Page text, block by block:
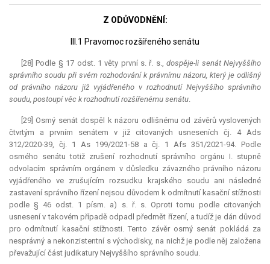
Z ODŮVODNĚNÍ:
III.1 Pravomoc rozšířeného senátu
[28] Podle § 17 odst. 1 věty první s. ř. s.,dospěje-li senát Nejvyššího
správního soudu při svém rozhodování k právnímu názoru, který je odlišný
od právního názoru již vyjádřeného v rozhodnutí Nejvyššího správního
soudu, postoupí věc k rozhodnutí rozšířenému senátu.
[29] Osmý senát dospěl k názoru odlišnému od závěrů vyslovených
čtvrtým a prvním senátem v již citovaných usneseních čj. 4 Ads
312/2020-39, čj. 1 As 199/2021-58 a čj. 1 Afs 351/2021-94. Podle
osmého senátu totiž zrušení rozhodnutí správního orgánu I. stupně
odvolacím správním orgánem v důsledku závazného právního názoru
vyjádřeného ve zrušujícím rozsudku krajského soudu ani následné
zastavení správního řízení nejsou důvodem k odmítnutí kasační stížnosti
podle § 46 odst. 1 písm. a) s. ř. s. Oproti tomu podle citovaných
usnesení v takovém případě odpadl předmět řízení, a tudíž je dán důvod
pro odmítnutí kasační stížnosti. Tento závěr osmý senát pokládá za
nesprávný a nekonzistentní s východisky, na nichž je podle něj založena
převažující část judikatury Nejvyššího správního soudu.